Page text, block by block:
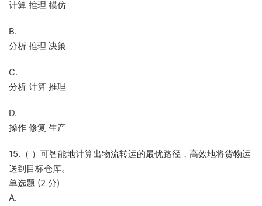
计算 推理 模仿
B.
分析 推理 决策
C.
分析 计算 推理
D.
操作 修复 生产
15.（ ）可智能地计算出物流转运的最优路径，高效地将货物运
送到目标仓库。
单选题 (2 分)
A.